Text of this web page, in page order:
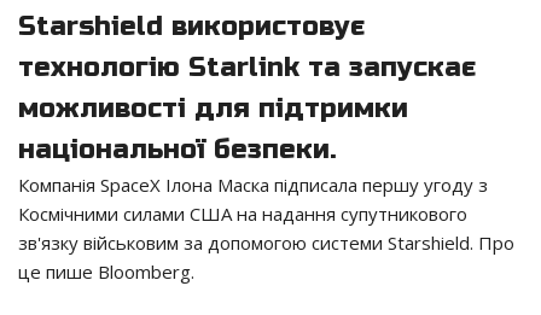
Starshield використовує
технологію Starlink та запускає
можливості для підтримки
національної безпеки.
Компанія SpaceX Ілона Маска підписала першу угоду з
Космічними силами США на надання супутникового
зв'язку військовим за допомогою системи Starshield. Про
це пише Bloomberg.